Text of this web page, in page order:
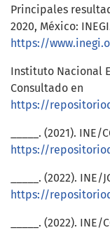
Principales
2020, México:
https://www.inegi.org.mx/contenidos/
Instituto Nacional
Consultado en
https://
_____. (2021).
https://
_____. (2022).
https://
_____. (2022).